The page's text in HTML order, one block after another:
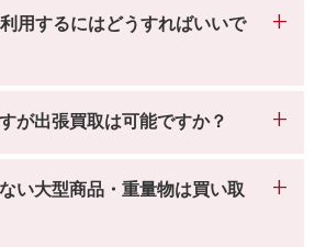
用するにはどうすればいいで
が出張買取は可能ですか？
い大型商品・重量物は買い取